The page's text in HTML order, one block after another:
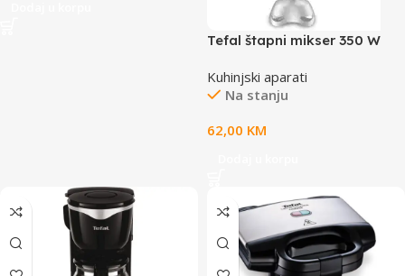
Tefal štapni mikser 350 W
Kuhinjski aparati
Na stanju
62,00 KM